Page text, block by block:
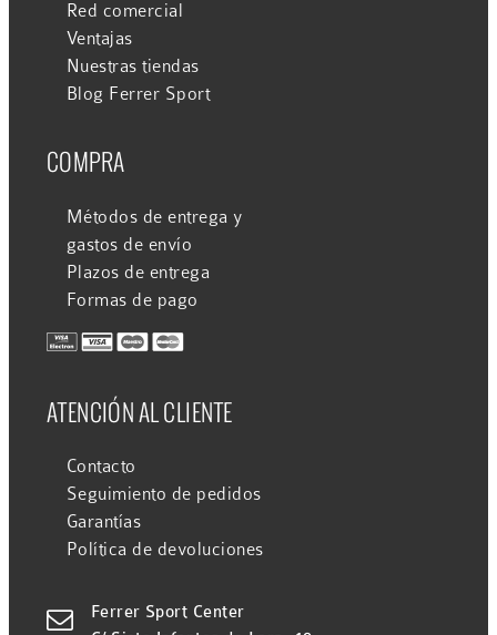
Red comercial
Ventajas
Nuestras tiendas
Blog Ferrer Sport
COMPRA
Métodos de entrega y
gastos de envío
Plazos de entrega
Formas de pago
ATENCIÓN AL CLIENTE
Contacto
Seguimiento de pedidos
Garantías
Política de devoluciones

Ferrer Sport Center